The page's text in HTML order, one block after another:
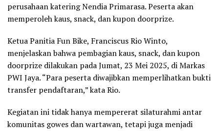
perusahaan katering Nendia Primarasa. Peserta akan
memperoleh kaus, snack, dan kupon doorprize.
Ketua Panitia Fun Bike, Franciscus Rio Winto,
menjelaskan bahwa pembagian kaus, snack, dan kupon
doorprize dilakukan pada Jumat, 23 Mei 2025, di Markas
PWI Jaya. “Para peserta diwajibkan memperlihatkan bukti
transfer pendaftaran,” kata Rio.
Kegiatan ini tidak hanya mempererat silaturahmi antar
komunitas gowes dan wartawan, tetapi juga menjadi